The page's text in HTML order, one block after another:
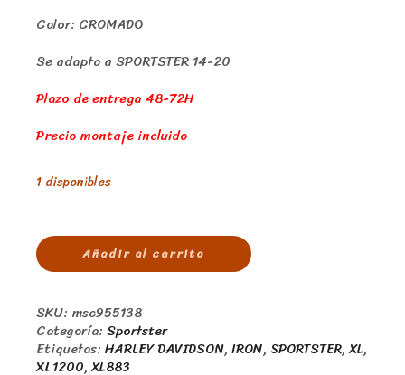
Color: CROMADO
Se adapta a SPORTSTER 14-20
Plazo de entrega 48-72H
Precio montaje incluido
1 disponibles
Añadir al carrito
SKU: msc955138
Categoría:Sportster
Etiquetas:HARLEY DAVIDSON,IRON, SPORTSTER,XL,
XL1200,XL883